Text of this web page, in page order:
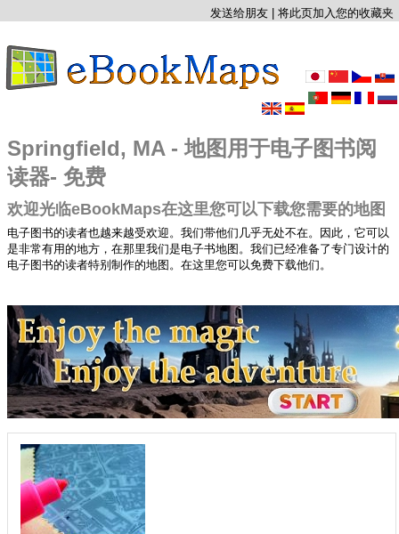
发送给朋友 将此页加入您的收藏夹
Springfield, MA - 地图用于电子图书阅
读器- 免费
欢迎光临eBookMaps在这里您可以下载您需要的地图
电子图书的读者也越来越受欢迎。我们带他们几乎无处不在。因此，它可以
是非常有用的地方，在那里我们是电子书地图。我们已经准备了专门设计的
电子图书的读者特别制作的地图。在这里您可以免费下载他们。